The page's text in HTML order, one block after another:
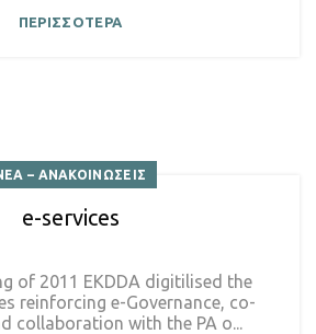
ΠΕΡΙΣΣΟΤΕΡΑ
– ΑΝΑΚΟΙΝΩΣΕΙΣ
e-services
of 2011 EKDDA digitilised the
reinforcing e-Governance, co-
collaboration with the PA o...